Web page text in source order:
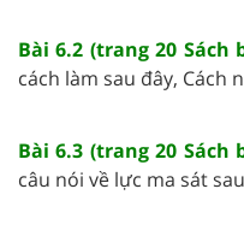
Bài 6.2 (trang 20 Sách
cách làm sau đây, Cách
Bài 6.3 (trang 20 Sách
câu nói về lực ma sát